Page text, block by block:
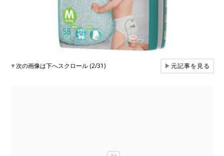
▼次の画像は下へスクロール (2/31) ▶元記事を見る